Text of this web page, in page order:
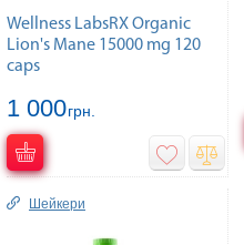
Wellness LabsRX Organic
Lion's Mane 15000 mg 120
caps
1 000грн.
Шейкери